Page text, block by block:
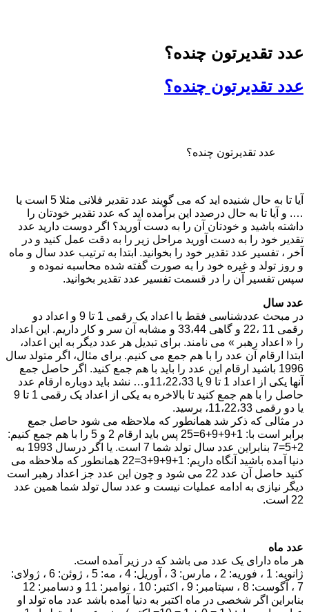
عدد تقدیرتون چنده؟
عدد تقدیرتون چنده؟
عدد تقدیرتون چنده؟
آیا تا به حال شنیده اید که می گویند عدد تقدیر فلانی مثلا 5 است یا
…. و آیا تا به حال درصدد این برآمده اید که عدد تقدیر خودتان را
داشته باشید و خودتان آن را به دست آورید؟ اگر دوست دارید عدد
تقدیر خود را به دست آورید مراحل زیر را به دقت عمل کنید و در
آخر ، تفسیر عدد تقدیر خود را بخوانید. ابتدا به ترتیب عدد سال و ماه
و روز تولد و غیره خود را به صورت گفته شده محاسبه نموده و
سپس تفسیر آن را در قسمت تفسیر عدد تقدیر بخوانید.
عدد سال
در مبحث عددشناسی فقط با اعداد یک رقمی 1 تا 9 و اعداد دو
رقمی 11 ،22 و گاهی 33،44 و مشابه آن سر و کار داریم. این اعداد
را « اعداد رهبر » می نامند. برای تبدیل هر عدد دیگر به این اعداد،
ابتدا ارقام آن عدد را با هم جمع می کنیم. برای مثال، اگر متولد سال
1996 باشید ارقام این عدد را باید با هم جمع کنید. اگر حاصل جمع
آنها یکی از اعداد 1 تا 9 یا 11،22،33و… نشد باید دوباره ارقام عدد
حاصل را با هم جمع کنید تا بالاخره به یکی از اعداد یک رقمی 1 تا 9
یا دو رقمی 11،22،33، برسید.
در مثالی که ذکر شد همانطور که ملاحظه می شود حاصل جمع
برابر است با: 1+9+9+6=25 پس باید ارقام 2 و 5 را با هم جمع کنیم:
2+5=7 بنابراین عدد سال تولد شما 7 است. یا اگر درسال 1993 به
دنیا آمده باشید آنگاه داریم: 1+9+9+3=22 همانطور که ملاحظه می
کنید حاصل آن عدد 22 می شود و چون این عدد جز اعداد رهبر است
دیگر نیازی به ادامه عملیات نیست و عدد سال تولد شما همین عدد
22 است.
عدد ماه
هر ماه دارای یک عدد می باشد که در زیر آمده است.
ژانویه: 1 ، فوریه: 2 ، مارس: 3 ، آوریل: 4 ، مه: 5 ، ژوئن: 6 ، ژولای:
7 ، آگوست: 8 ، سپتامبر: 9 ، اکتبر: 10 ، نوامبر: 11 و دسامبر: 12
بنابراین اگر شخصی در ماه اکتبر به دنیا آمده باشد عدد ماه تولد او